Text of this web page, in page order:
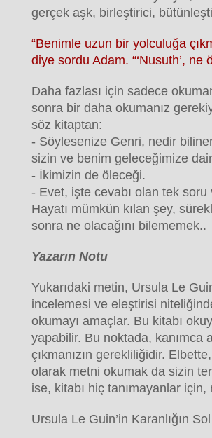
gerçek aşk, birleştirici,
“Benimle uzun bir yolculuğa
diye sordu Adam. “‘Nusuth’, ne
Daha fazlası için sadece
sonra bir daha okumanız
söz kitaptan:
- Söylesenize Genri, nedir
sizin ve benim geleceğimize
- İkimizin de öleceği.
- Evet, işte cevabı olan tek
Hayatı mümkün kılan şey,
sonra ne olacağını bilememek..
Yazarın Notu
Yukarıdaki metin, Ursula Le
incelemesi ve eleştirisi
okumayı amaçlar. Bu kitabı
yapabilir. Bu noktada, kanımca
çıkmanızın gerekliliğidir.
olarak metni okumak da sizin
ise, kitabı hiç tanımayanlar
Ursula Le Guin’in Karanlığın